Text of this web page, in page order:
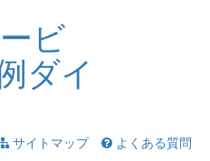
サイトマップ
よくある質問